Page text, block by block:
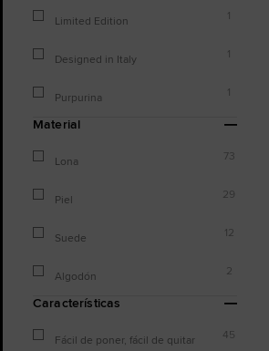
Limited Edition 1
Designed in Italy 1
Purpurina 1
Material
Lona 73
Piel 29
Suede 12
Algodón 2
Características
Fácil de poner, fácil de quitar 45